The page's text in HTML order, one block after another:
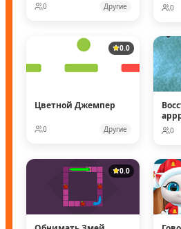
0 Другие 0
0.0
Цветной Джемпер
0 Другие 0
0.0